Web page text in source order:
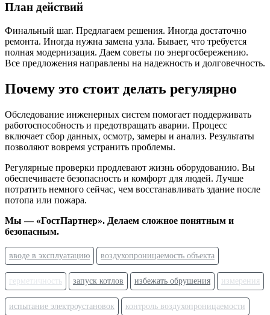
План действий
Финальный шаг. Предлагаем решения. Иногда достаточно
ремонта. Иногда нужна замена узла. Бывает, что требуется
полная модернизация. Даем советы по энергосбережению.
Все предложения направлены на надежность и долговечность.
Почему это стоит делать регулярно
Обследование инженерных систем помогает поддерживать
работоспособность и предотвращать аварии. Процесс
включает сбор данных, осмотр, замеры и анализ. Результаты
позволяют вовремя устранить проблемы.
Регулярные проверки продлевают жизнь оборудованию. Вы
обеспечиваете безопасность и комфорт для людей. Лучше
потратить немного сейчас, чем восстанавливать здание после
потопа или пожара.
Мы — «ГостПартнер». Делаем сложное понятным и
безопасным.
вводе в эксплуатацию воздухопроницаемость объекта
герметичность запуск котлов избежать обрушения измерения
испытание электроустановок контроль воздухопроницаемости